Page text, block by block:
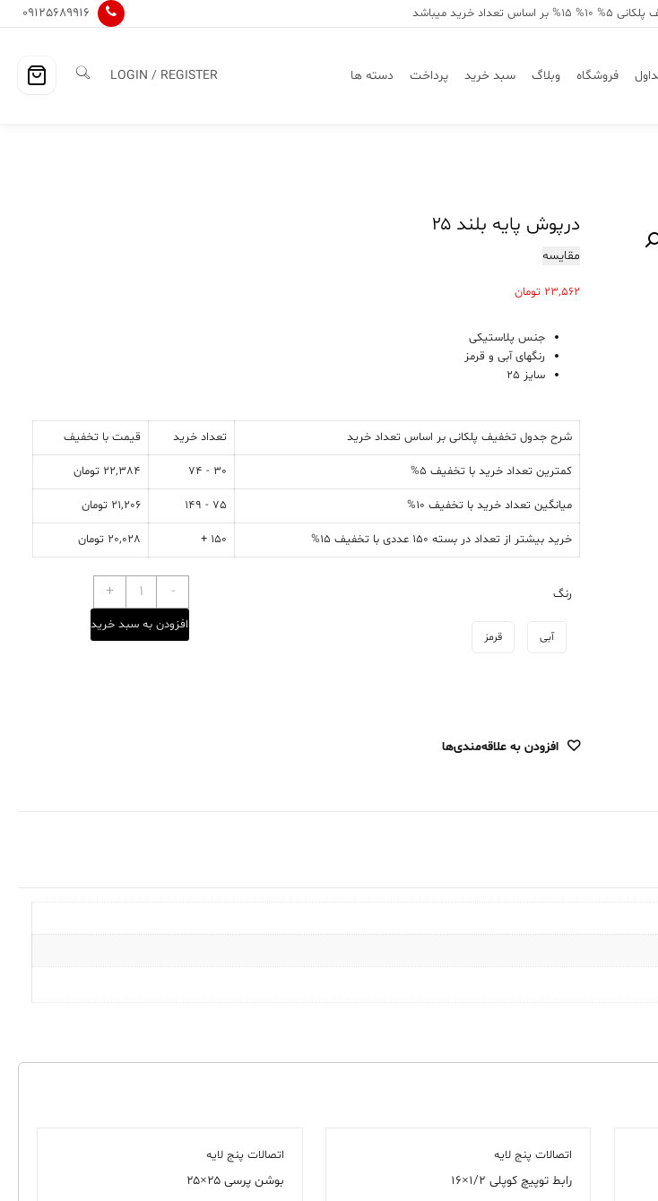
خرید میباشد 09125689916
فروشگاه وبلاگ سبد خرید پرداخت دسته ها LOGIN / REGISTER
درپوش پایه بلند ۲۵
مقایسه
23,562 تومان
جنس پلاستیکی
رنگهای آبی و قرمز
سایز 25
شرح جدول تخفیف پلکانی بر اساس تعداد خرید تعداد خرید قیمت با تخفیف
کمترین تعداد خرید با تخفیف 5% 30 - 74
22,384 تومان
میانگین تعداد خرید با تخفیف 10% 75 - 149
21,206 تومان
خرید بیشتر از تعداد در بسته 150 عددی با تخفیف 15% 150 +
20,028 تومان
رنگ
آبی قرمز
-
+
افزودن به سبد خرید
افزودن به علاقه‌مندی‌ها
اتصالات پنج لایه
رابط توپیچ کوپلی ۱/۲×۱۶
اتصالات پنج لایه
بوشن پرسی ۲۵×۲۵